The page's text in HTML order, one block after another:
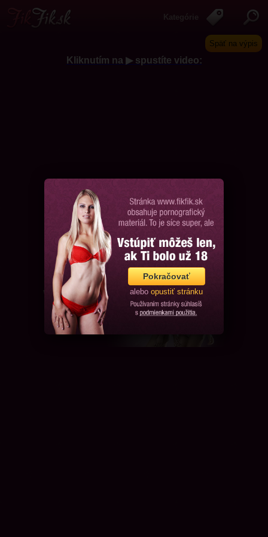
Späť na výpis
Kliknutím na ▶ spustíte video:
Chcem ďalšie videá, prosím
Pokračovať
alebo opustiť stránku